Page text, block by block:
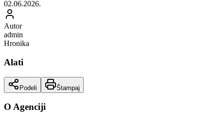
02.06.2026.
Autor
admin
Hronika
Alati
Podeli Štampaj
O Agenciji